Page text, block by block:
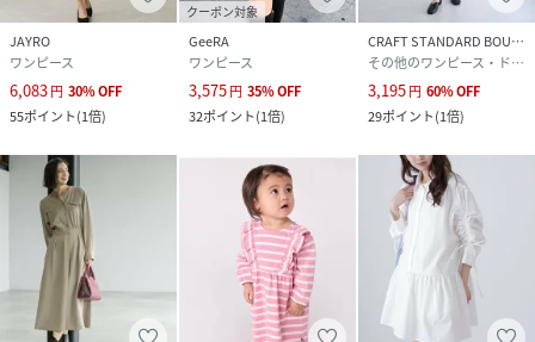
JAYRO
ワンピース
6,083円 30%OFF
55ポイント(1倍)
クーポン対象
GeeRA
ワンピース
3,575円 35%OFF
32ポイント(1倍)
CRAFT STANDARD BOUTIQUE
その他のワンピース・ドレス
3,195円 60%OFF
29ポイント(1倍)